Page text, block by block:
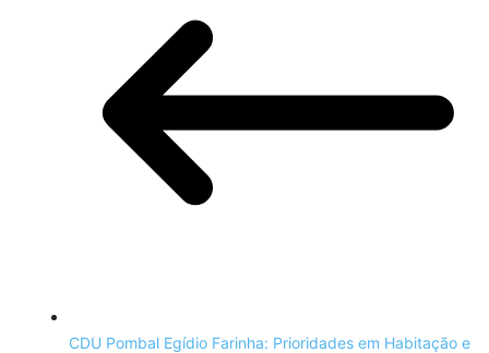
CDU Pombal Egídio Farinha: Prioridades em Habitação e